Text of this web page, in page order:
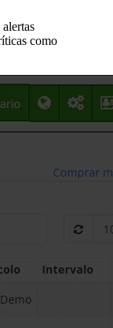
alertas
como